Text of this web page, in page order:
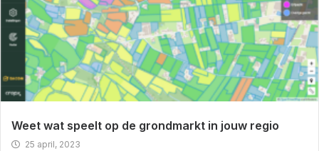
Weet wat speelt op de grondmarkt in jouw regio
25 april, 2023